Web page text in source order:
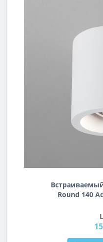
Round 140